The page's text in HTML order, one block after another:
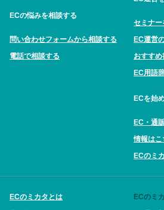
ECの悩みを相談する
問い合わせフォームから相談する
電話で相談する
セミナー
EC運営
おすすめ
EC用語
ECを始
EC・通
情報はこ
ECのミ
ECのミカタとは
ECのミ